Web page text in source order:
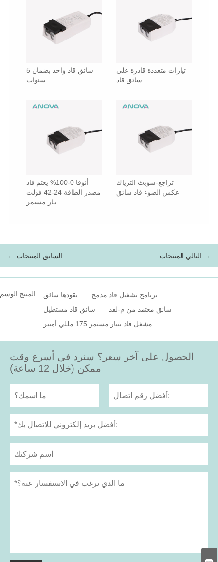
سائق قاد واحد بضمان 5
سنوات
تيارات متعددة قادرة على
سائق قاد
أنوفا 0-100% يعتم قاد
مصدر الطاقة 24-42 فولت
تيار مستمر
تراجع-سويث الترياك
عكس الضوء قاد سائق
← السابق المنتجات التالي المنتجات →
المنتج الوسم: يقودها سائق
برنامج تشغيل قاد مدمج
سائق قاد مستطيل
سائق معتمد من م-لفد
مشغل قاد بتيار مستمر 175 مللي أمبير
الحصول على آخر سعر؟ سنرد في أسرع وقت
ممكن (خلال 12 ساعة)